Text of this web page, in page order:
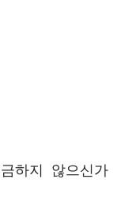
하지 않으신가